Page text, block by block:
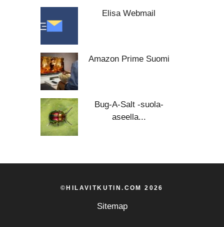
Elisa Webmail
Amazon Prime Suomi
Bug-A-Salt -suola-
aseella...
©HILAVITKUTIN.COM 2026
Sitemap